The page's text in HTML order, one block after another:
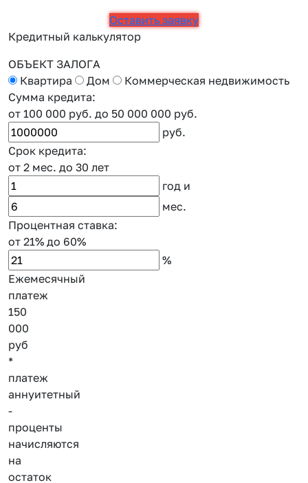
Оставить заявку
Кредитный калькулятор
ОБЪЕКТ ЗАЛОГА
Квартира
Дом
Коммерческая недвижимость
Сумма кредита:
от 100 000 руб. до 50 000 000 руб.
руб.
Срок кредита:
от 2 мес. до 30 лет
год и
мес.
Процентная ставка:
от 21% до 60%
%
Ежемесячный
платеж
150
000
руб
*
платеж
аннуитетный
-
проценты
начисляются
на
остаток